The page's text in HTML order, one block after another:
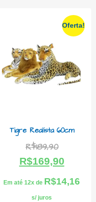
Oferta!
Tigre Realista 60cm
R$189,90
R$169,90
Em até 12x de R$14,16
s/ juros